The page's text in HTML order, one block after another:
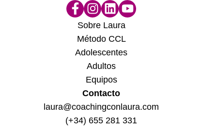
Sobre Laura
Método CCL
Adolescentes
Adultos
Equipos
Contacto
laura@coachingconlaura.com
(+34) 655 281 331